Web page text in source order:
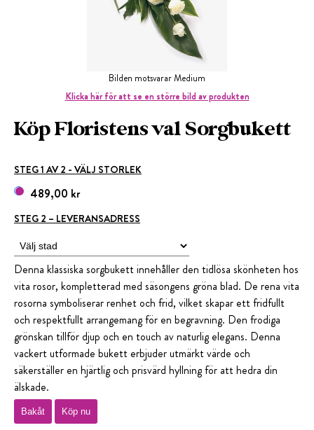
Bilden motsvarar Medium
Klicka här för att se en större bild av produkten
Köp Floristens val Sorgbukett
STEG 1 AV 2 - VÄLJ STORLEK
489,00 kr
STEG 2 – LEVERANSADRESS
Denna klassiska sorgbukett innehåller den tidlösa skönheten hos
vita rosor, kompletterad med säsongens gröna blad. De rena vita
rosorna symboliserar renhet och frid, vilket skapar ett fridfullt
och respektfullt arrangemang för en begravning. Den frodiga
grönskan tillför djup och en touch av naturlig elegans. Denna
vackert utformade bukett erbjuder utmärkt värde och
säkerställer en hjärtlig och prisvärd hyllning för att hedra din
älskade.
Bakåt Köp nu